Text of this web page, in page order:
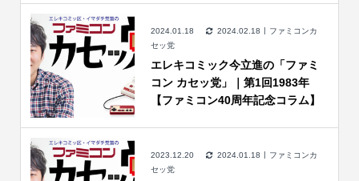
2024.01.18 2024.02.18
ファミコンカ
セッ党
エレキコミック今立進の「ファミ
コン カセッ党」｜第1回1983年
【ファミコン40周年記念コラム】
2023.12.20 2024.01.18
ファミコンカ
セッ党